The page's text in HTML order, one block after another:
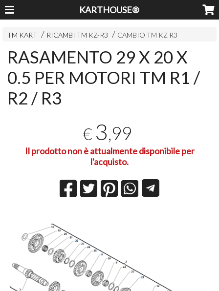
KARTHOUSE®
TM KART RICAMBI TM KZ-R3 CAMBIO TM KZ R3
RASAMENTO 29 X 20 X
0.5 PER MOTORI TM R1 /
R2 / R3
€ 3,99
Il prodotto non è attualmente disponibile per
l'acquisto.